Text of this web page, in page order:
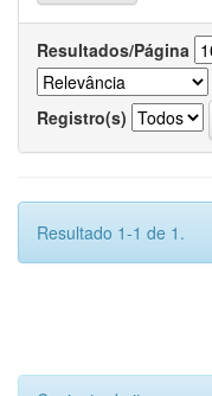
Resultados/Página
Registro(s)
Resultado 1-1 de 1.